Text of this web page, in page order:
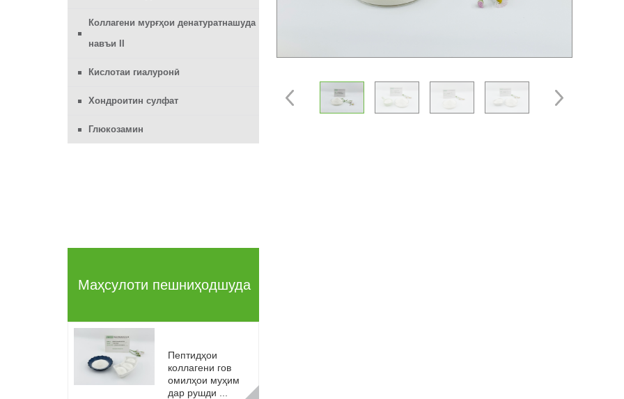
Коллагени мурғҳои денатуратнашуда
навъи II
Кислотаи гиалуронӣ
Хондроитин сулфат
Глюкозамин
Маҳсулоти пешниҳодшуда
Пептидҳои
коллагени гов
омилҳои муҳим
дар рушди ...